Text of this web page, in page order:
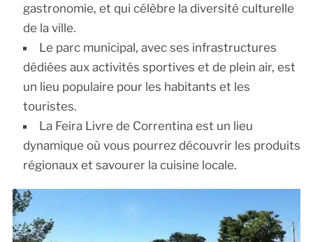
gastronomie, et qui célèbre la diversité culturelle
de la ville.
Le parc municipal, avec ses infrastructures
dédiées aux activités sportives et de plein air, est
un lieu populaire pour les habitants et les
touristes.
La Feira Livre de Correntina est un lieu
dynamique où vous pourrez découvrir les produits
régionaux et savourer la cuisine locale.